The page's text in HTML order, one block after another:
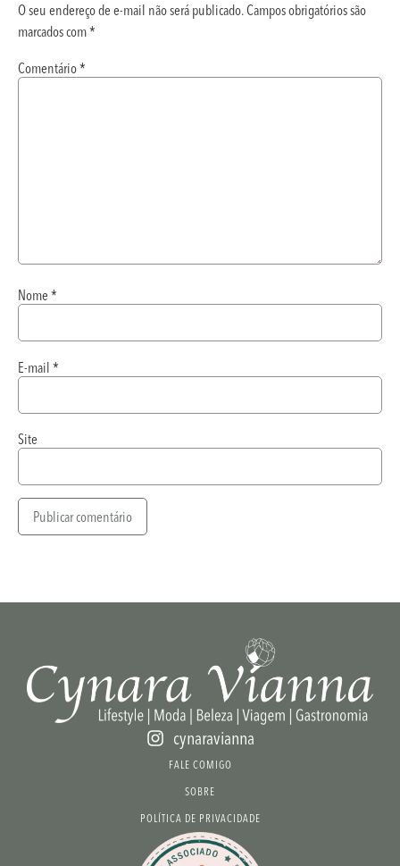
O seu endereço de e-mail não será publicado.Campos obrigatórios são
marcados com*
Comentário*
Nome *
E-mail *
Site
cynaravianna
FALE COMIGO
SOBRE
POLÍTICA DE PRIVACIDADE